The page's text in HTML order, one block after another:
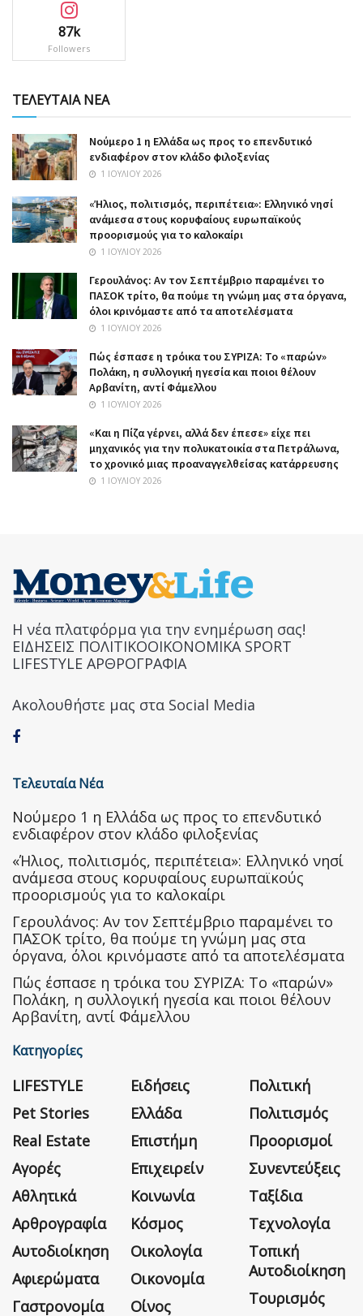
87k
Followers
ΤΕΛΕΥΤΑΙΑ ΝΕΑ
Nούμερο 1 η Ελλάδα ως προς το επενδυτικό
ενδιαφέρον στον κλάδο φιλοξενίας
1 ΙΟΥΛΊΟΥ 2026
«Ήλιος, πολιτισμός, περιπέτεια»: Ελληνικό νησί
ανάμεσα στους κορυφαίους ευρωπαϊκούς
προορισμούς για το καλοκαίρι
1 ΙΟΥΛΊΟΥ 2026
Γερουλάνος: Αν τον Σεπτέμβριο παραμένει το
ΠΑΣΟΚ τρίτο, θα πούμε τη γνώμη μας στα όργανα,
όλοι κρινόμαστε από τα αποτελέσματα
1 ΙΟΥΛΊΟΥ 2026
Πώς έσπασε η τρόικα του ΣΥΡΙΖΑ: Το «παρών»
Πολάκη, η συλλογική ηγεσία και ποιοι θέλουν
Αρβανίτη, αντί Φάμελλου
1 ΙΟΥΛΊΟΥ 2026
«Και η Πίζα γέρνει, αλλά δεν έπεσε» είχε πει
μηχανικός για την πολυκατοικία στα Πετράλωνα,
το χρονικό μιας προαναγγελθείσας κατάρρευσης
1 ΙΟΥΛΊΟΥ 2026
Η νέα πλατφόρμα για την ενημέρωση σας!
ΕΙΔΗΣΕΙΣ ΠΟΛΙΤΙΚΟΟΙΚΟΝΟΜΙΚΑ SPORT
LIFESTYLE ΑΡΘΡΟΓΡΑΦΙΑ
Ακολουθήστε μας στα Social Media
Τελευταία Νέα
Nούμερο 1 η Ελλάδα ως προς το επενδυτικό
ενδιαφέρον στον κλάδο φιλοξενίας
«Ήλιος, πολιτισμός, περιπέτεια»: Ελληνικό νησί
ανάμεσα στους κορυφαίους ευρωπαϊκούς
προορισμούς για το καλοκαίρι
Γερουλάνος: Αν τον Σεπτέμβριο παραμένει το
ΠΑΣΟΚ τρίτο, θα πούμε τη γνώμη μας στα
όργανα, όλοι κρινόμαστε από τα αποτελέσματα
Πώς έσπασε η τρόικα του ΣΥΡΙΖΑ: Το «παρών»
Πολάκη, η συλλογική ηγεσία και ποιοι θέλουν
Αρβανίτη, αντί Φάμελλου
Κατηγορίες
LIFESTYLE
Pet Stories
Real Estate
Αγορές
Αθλητικά
Αρθρογραφία
Αυτοδιοίκηση
Αφιερώματα
Γαστρονομία
Ειδήσεις
Ελλάδα
Επιστήμη
Επιχειρείν
Κοινωνία
Κόσμος
Οικολογία
Οικονομία
Οίνος
Πολιτική
Πολιτισμός
Προορισμοί
Συνεντεύξεις
Ταξίδια
Τεχνολογία
Τοπική
Αυτοδιοίκηση
Τουρισμός